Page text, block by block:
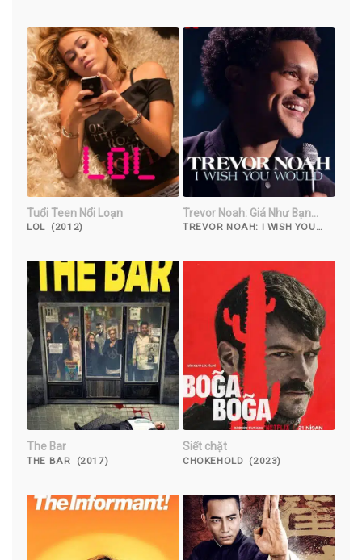
Tuổi Teen Nổi Loạn
LOL (2012)
Trevor Noah: Giá Như Bạn…
TREVOR NOAH: I WISH YOU
The Bar
THE BAR (2017)
Siết chặt
CHOKEHOLD (2023)